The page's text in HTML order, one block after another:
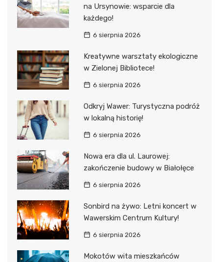
na Ursynowie: wsparcie dla
każdego!
6 sierpnia 2026
Kreatywne warsztaty ekologiczne
w Zielonej Bibliotece!
6 sierpnia 2026
Odkryj Wawer: Turystyczna podróż
w lokalną historię!
6 sierpnia 2026
Nowa era dla ul. Laurowej:
zakończenie budowy w Białołęce
6 sierpnia 2026
Sonbird na żywo: Letni koncert w
Wawerskim Centrum Kultury!
6 sierpnia 2026
Mokotów wita mieszkańców